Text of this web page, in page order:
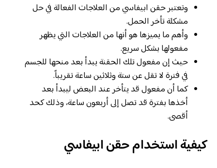
وتعتبر حقن ابيفاسي من العلاجات الفعالة في حل
مشكلة تأخر الحمل.
وأهم ما يميزها هو أنها من العلاجات التي يظهر
مفعولها بشكل سريع.
حيث إن مفعول تلك الحقنة يبدأ بعد منحها للجسم
في فترة لا تقل عن ستة وثلاثين ساعة تقريباً.
كما أن مفعول قد يتأخر عند البعض ليبدأ بعد
أخذها بفترة قد تصل إلى أربعون ساعة، وذلك كحد
أقصى.
كيفية استخدام حقن ابيفاسي